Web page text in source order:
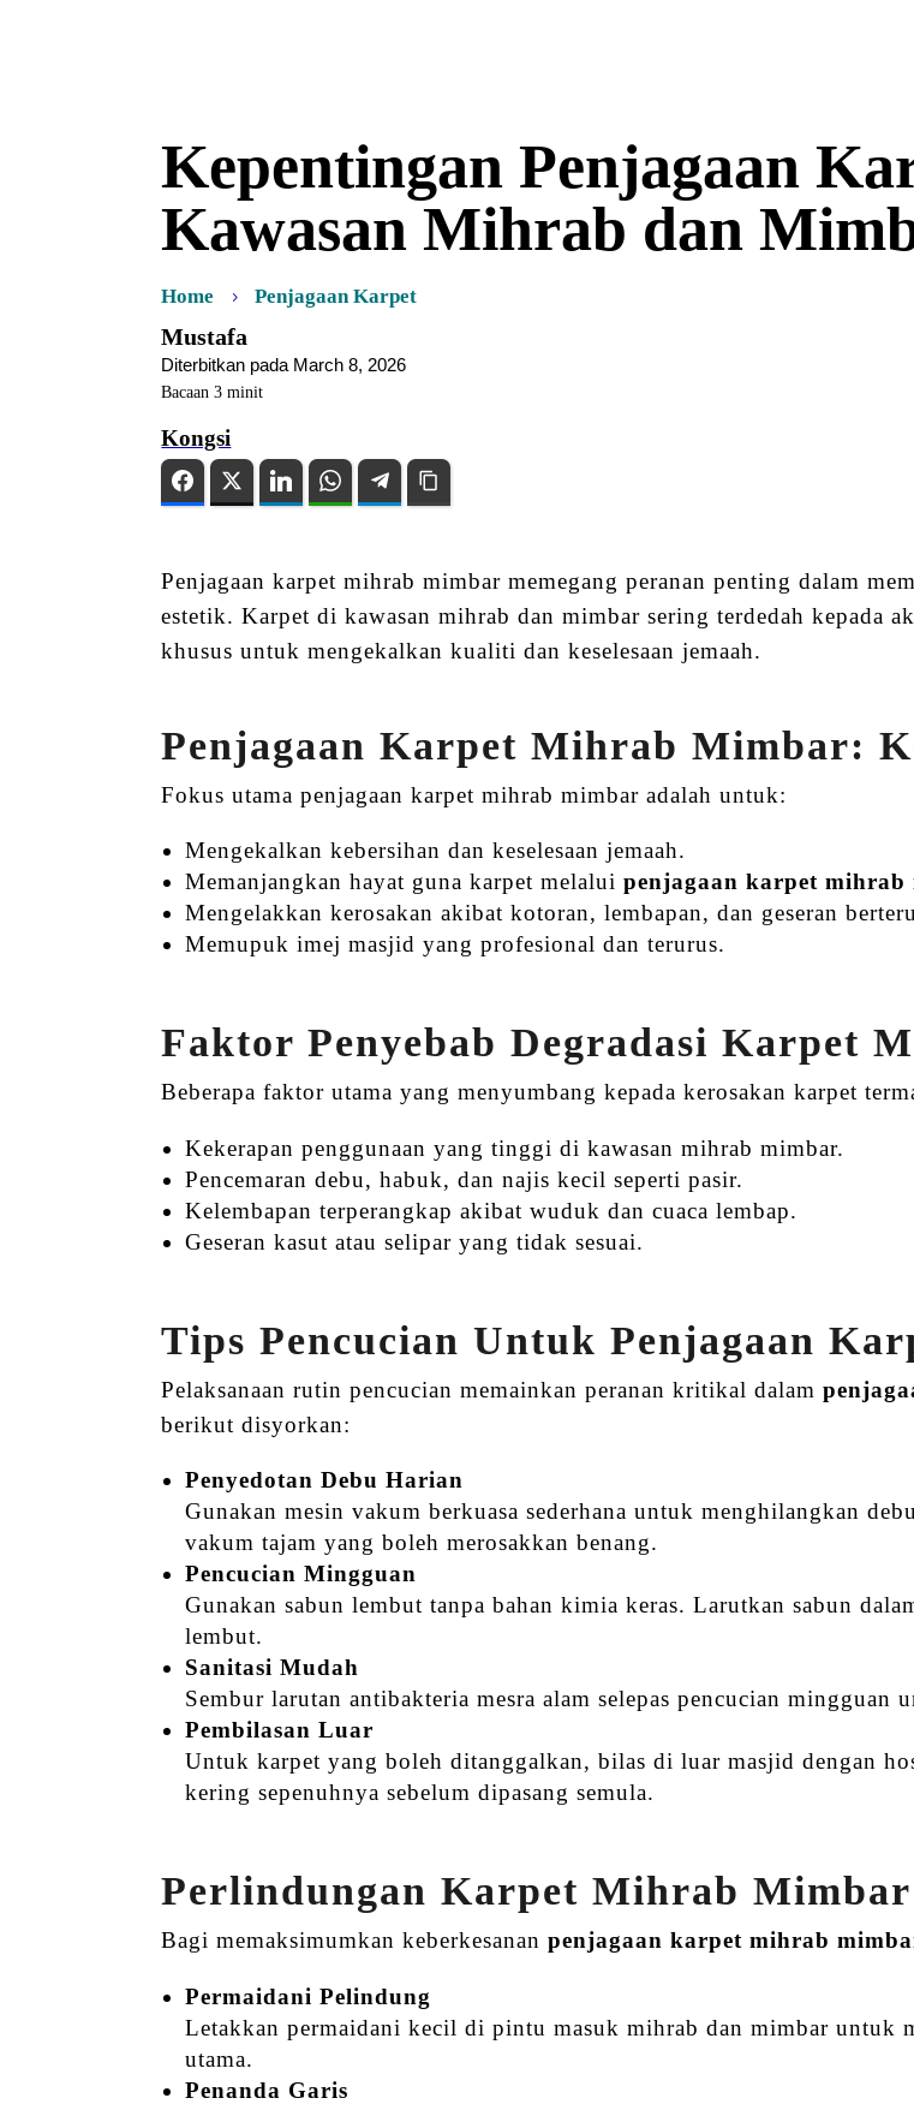
Kepentingan Penjagaan
Kawasan Mihrab dan
Home Penjagaan Karpet
Mustafa
Diterbitkan pada March 8, 2026
Bacaan 3 minit
Kongsi
Facebook Twitter LinkedIn WhatsAppTelegram
Penjagaan karpet mihrab mimbar memegang peranan penting dalam
estetik. Karpet di kawasan mihrab dan mimbar sering terdedah kepada
khusus untuk mengekalkan kualiti dan keselesaan jemaah.
Penjagaan Karpet Mihrab Mimbar:
Fokus utama penjagaan karpet mihrab mimbar adalah untuk:
Mengekalkan kebersihan dan keselesaan jemaah.
Memanjangkan hayat guna karpet melalui penjagaan karpet mihrab
Mengelakkan kerosakan akibat kotoran, lembapan, dan geseran
Memupuk imej masjid yang profesional dan terurus.
Faktor Penyebab Degradasi Karpet
Beberapa faktor utama yang menyumbang kepada kerosakan karpet
Kekerapan penggunaan yang tinggi di kawasan mihrab mimbar.
Pencemaran debu, habuk, dan najis kecil seperti pasir.
Kelembapan terperangkap akibat wuduk dan cuaca lembap.
Geseran kasut atau selipar yang tidak sesuai.
Tips Pencucian Untuk Penjagaan
Pelaksanaan rutin pencucian memainkan peranan kritikal dalam
berikut disyorkan:
Penyedotan Debu Harian
Gunakan mesin vakum berkuasa sederhana untuk menghilangkan
vakum tajam yang boleh merosakkan benang.
Pencucian Mingguan
Gunakan sabun lembut tanpa bahan kimia keras. Larutkan sabun
lembut.
Sanitasi Mudah
Sembur larutan antibakteria mesra alam selepas pencucian
Pembilasan Luar
Untuk karpet yang boleh ditanggalkan, bilas di luar masjid dengan
kering sepenuhnya sebelum dipasang semula.
Perlindungan Karpet Mihrab
Bagi memaksimumkan keberkesananpenjagaan karpet mihrab
Permaidani Pelindung
Letakkan permaidani kecil di pintu masuk mihrab dan mimbar untuk
utama.
Penanda Garis